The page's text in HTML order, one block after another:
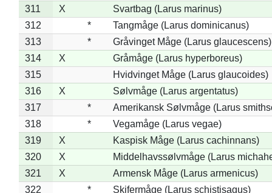
311
X
Svartbag (Larus marinus)
312
*
Tangmåge (Larus dominicanus)
313
*
Gråvinget Måge (Larus glaucescens)
314
X
Gråmåge (Larus hyperboreus)
315
Hvidvinget Måge (Larus glaucoides)
316
X
Sølvmåge (Larus argentatus)
317
*
Amerikansk Sølvmåge (Larus
318
*
Vegamåge (Larus vegae)
319
X
Kaspisk Måge (Larus cachinnans)
320
X
Middelhavssølvmåge (Larus
321
X
Armensk Måge (Larus armenicus)
322
*
Skifermåge (Larus schistisagus)